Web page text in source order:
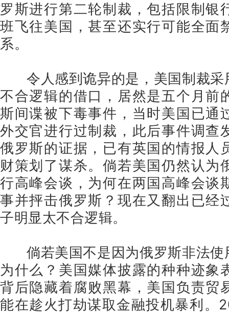
罗斯进行第二轮制裁，包括限制银
班飞往美国，甚至还实行可能全面
系。
令人感到诡异的是，美国制裁采
不合逻辑的借口，居然是五个月前
斯间谍被下毒事件，当时美国已通
外交官进行过制裁，此后事件调查
俄罗斯的证据，已有英国的情报人
财策划了谋杀。倘若美国仍然认为
行高峰会谈，为何在两国高峰会谈
事并抨击俄罗斯？现在又翻出已经
子明显太不合逻辑。
倘若美国不是因为俄罗斯非法使
为什么？美国媒体披露的种种迹象
背后隐藏着腐败黑幕，美国负责贸
能在趁火打劫谋取金融投机暴利。